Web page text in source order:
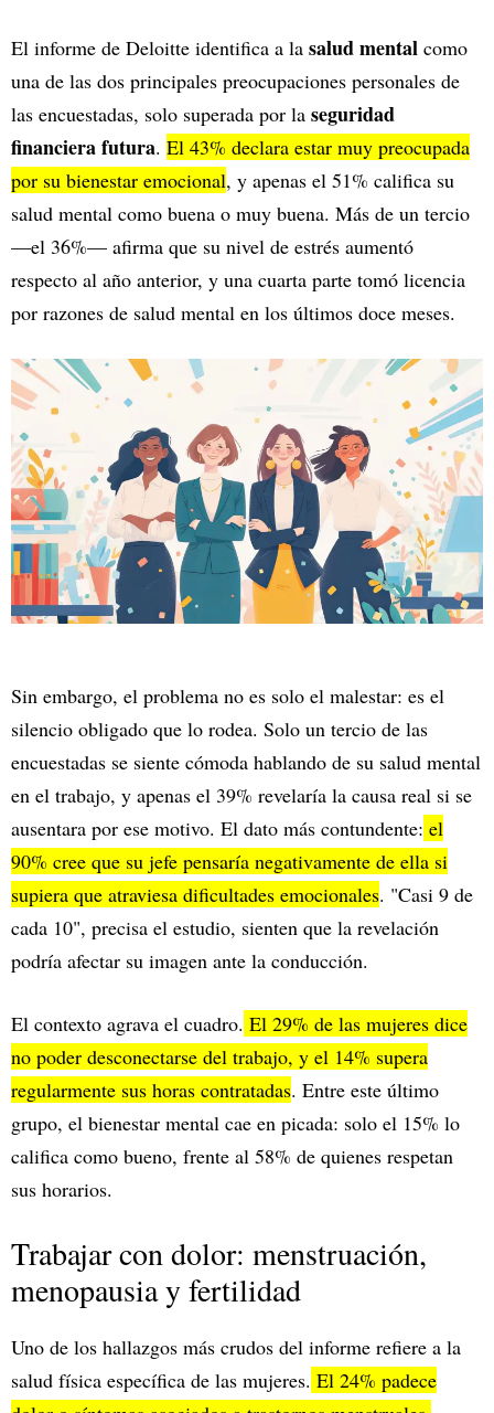
El informe de Deloitte identifica a la salud mental como
una de las dos principales preocupaciones personales de
las encuestadas, solo superada por la seguridad
financiera futura. El 43% declara estar muy preocupada
por su bienestar emocional, y apenas el 51% califica su
salud mental como buena o muy buena. Más de un tercio
—el 36%— afirma que su nivel de estrés aumentó
respecto al año anterior, y una cuarta parte tomó licencia
por razones de salud mental en los últimos doce meses.
Sin embargo, el problema no es solo el malestar: es el
silencio obligado que lo rodea. Solo un tercio de las
encuestadas se siente cómoda hablando de su salud mental
en el trabajo, y apenas el 39% revelaría la causa real si se
ausentara por ese motivo. El dato más contundente: el
90% cree que su jefe pensaría negativamente de ella si
supiera que atraviesa dificultades emocionales. "Casi 9 de
cada 10", precisa el estudio, sienten que la revelación
podría afectar su imagen ante la conducción.
El contexto agrava el cuadro. El 29% de las mujeres dice
no poder desconectarse del trabajo, y el 14% supera
regularmente sus horas contratadas. Entre este último
grupo, el bienestar mental cae en picada: solo el 15% lo
califica como bueno, frente al 58% de quienes respetan
sus horarios.
Trabajar con dolor: menstruación,
menopausia y fertilidad
Uno de los hallazgos más crudos del informe refiere a la
salud física específica de las mujeres. El 24% padece